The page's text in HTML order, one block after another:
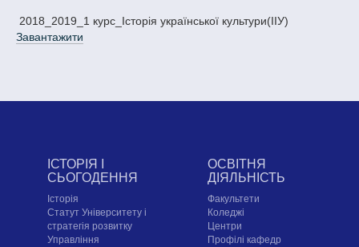
2018_2019_1 курс_Історія української культури(ІІУ)
Завантажити
ІСТОРІЯ І
СЬОГОДЕННЯ
Історія
Статут Університету і
стратегія розвитку
Управління
ОСВІТНЯ
ДІЯЛЬНІСТЬ
Факультети
Коледжі
Центри
Профілі кафедр